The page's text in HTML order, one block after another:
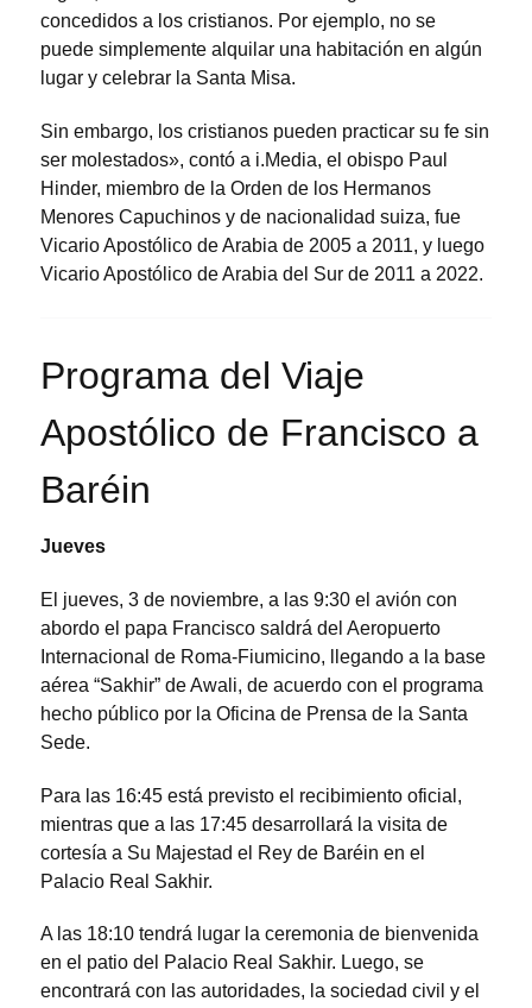
concedidos a los cristianos. Por ejemplo, no se
puede simplemente alquilar una habitación en algún
lugar y celebrar la Santa Misa.
Sin embargo, los cristianos pueden practicar su fe sin
ser molestados», contó a i.Media, el obispo Paul
Hinder, miembro de la Orden de los Hermanos
Menores Capuchinos y de nacionalidad suiza, fue
Vicario Apostólico de Arabia de 2005 a 2011, y luego
Vicario Apostólico de Arabia del Sur de 2011 a 2022.
Programa del Viaje
Apostólico de Francisco a
Baréin
Jueves
El jueves, 3 de noviembre, a las 9:30 el avión con
abordo el papa Francisco saldrá del Aeropuerto
Internacional de Roma-Fiumicino, llegando a la base
aérea “Sakhir” de Awali, de acuerdo con el programa
hecho público por la Oficina de Prensa de la Santa
Sede.
Para las 16:45 está previsto el recibimiento oficial,
mientras que a las 17:45 desarrollará la visita de
cortesía a Su Majestad el Rey de Baréin en el
Palacio Real Sakhir.
A las 18:10 tendrá lugar la ceremonia de bienvenida
en el patio del Palacio Real Sakhir. Luego, se
encontrará con las autoridades, la sociedad civil y el